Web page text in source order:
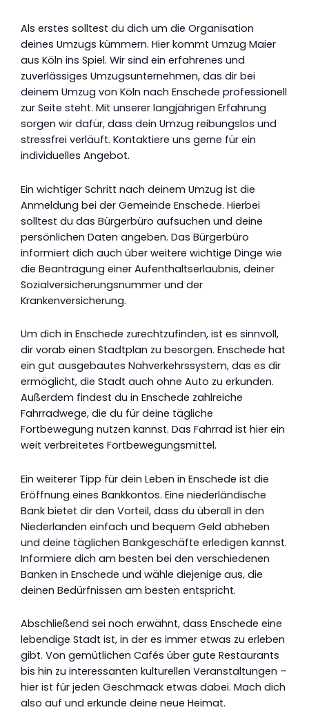
Als erstes solltest du dich um die Organisation
deines Umzugs kümmern. Hier kommt Umzug Maier
aus Köln ins Spiel. Wir sind ein erfahrenes und
zuverlässiges Umzugsunternehmen, das dir bei
deinem Umzug von Köln nach Enschede professionell
zur Seite steht. Mit unserer langjährigen Erfahrung
sorgen wir dafür, dass dein Umzug reibungslos und
stressfrei verläuft. Kontaktiere uns gerne für ein
individuelles Angebot.
Ein wichtiger Schritt nach deinem Umzug ist die
Anmeldung bei der Gemeinde Enschede. Hierbei
solltest du das Bürgerbüro aufsuchen und deine
persönlichen Daten angeben. Das Bürgerbüro
informiert dich auch über weitere wichtige Dinge wie
die Beantragung einer Aufenthaltserlaubnis, deiner
Sozialversicherungsnummer und der
Krankenversicherung.
Um dich in Enschede zurechtzufinden, ist es sinnvoll,
dir vorab einen Stadtplan zu besorgen. Enschede hat
ein gut ausgebautes Nahverkehrssystem, das es dir
ermöglicht, die Stadt auch ohne Auto zu erkunden.
Außerdem findest du in Enschede zahlreiche
Fahrradwege, die du für deine tägliche
Fortbewegung nutzen kannst. Das Fahrrad ist hier ein
weit verbreitetes Fortbewegungsmittel.
Ein weiterer Tipp für dein Leben in Enschede ist die
Eröffnung eines Bankkontos. Eine niederländische
Bank bietet dir den Vorteil, dass du überall in den
Niederlanden einfach und bequem Geld abheben
und deine täglichen Bankgeschäfte erledigen kannst.
Informiere dich am besten bei den verschiedenen
Banken in Enschede und wähle diejenige aus, die
deinen Bedürfnissen am besten entspricht.
Abschließend sei noch erwähnt, dass Enschede eine
lebendige Stadt ist, in der es immer etwas zu erleben
gibt. Von gemütlichen Cafés über gute Restaurants
bis hin zu interessanten kulturellen Veranstaltungen –
hier ist für jeden Geschmack etwas dabei. Mach dich
also auf und erkunde deine neue Heimat.